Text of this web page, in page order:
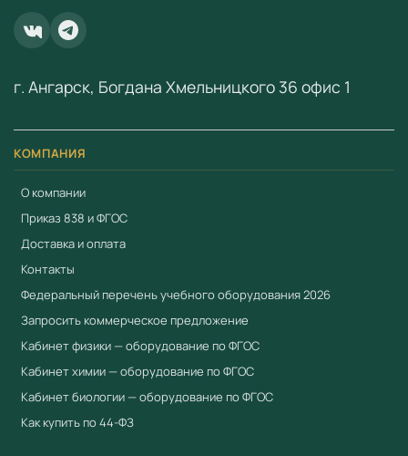
fgostorg.ru@yandex.ru
ООО «Учебный Стандарт» — поставщик
образовательного оборудования по ФГОС с 2018 года.
ИНН 3801158281.
КОМПАНИЯ
О компании
Приказ 838 и ФГОС
Доставка и оплата
Контакты
Федеральный перечень учебного оборудования 2026
Запросить коммерческое предложение
Кабинет физики — оборудование по ФГОС
Кабинет химии — оборудование по ФГОС
Кабинет биологии — оборудование по ФГОС
Как купить по 44-ФЗ
г. Ангарск, Богдана Хмельницкого 36 офис 1